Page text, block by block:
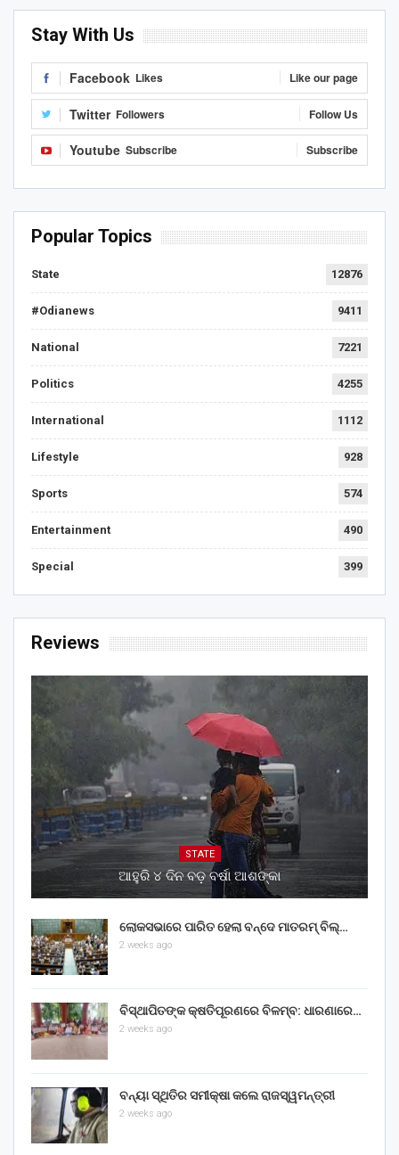
Stay With Us
Facebook Likes Like our page
Twitter Followers Follow Us
Youtube Subscribe Subscribe
Popular Topics
State 12876
#Odianews 9411
National 7221
Politics 4255
International 1112
Lifestyle 928
Sports 574
Entertainment 490
Special 399
Reviews
STATE
ଆହୁରି ୪ ଦିନ ବଡ଼ ବର୍ଷା ଆଶଙ୍କା
ଲୋକସଭାରେ ପାରିତ ହେଲା ବନ୍ଦେ ମାତରମ୍‌ ବିଲ୍‌…
2 weeks ago
ବିସ୍ଥାପିତଙ୍କ କ୍ଷତିପୂରଣରେ ବିଳମ୍ବ: ଧାରଣାରେ…
2 weeks ago
ବନ୍ୟା ସ୍ଥିତିର ସମୀକ୍ଷା କଲେ ରାଜସ୍ୱମନ୍ତ୍ରୀ
2 weeks ago